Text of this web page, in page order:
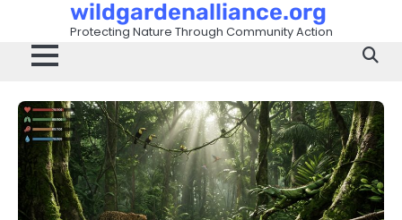
content
wildgardenalliance.org
Protecting Nature Through Community Action